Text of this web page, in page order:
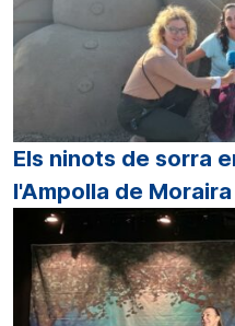
Els ninots de sorra
l'Ampolla de Moraira